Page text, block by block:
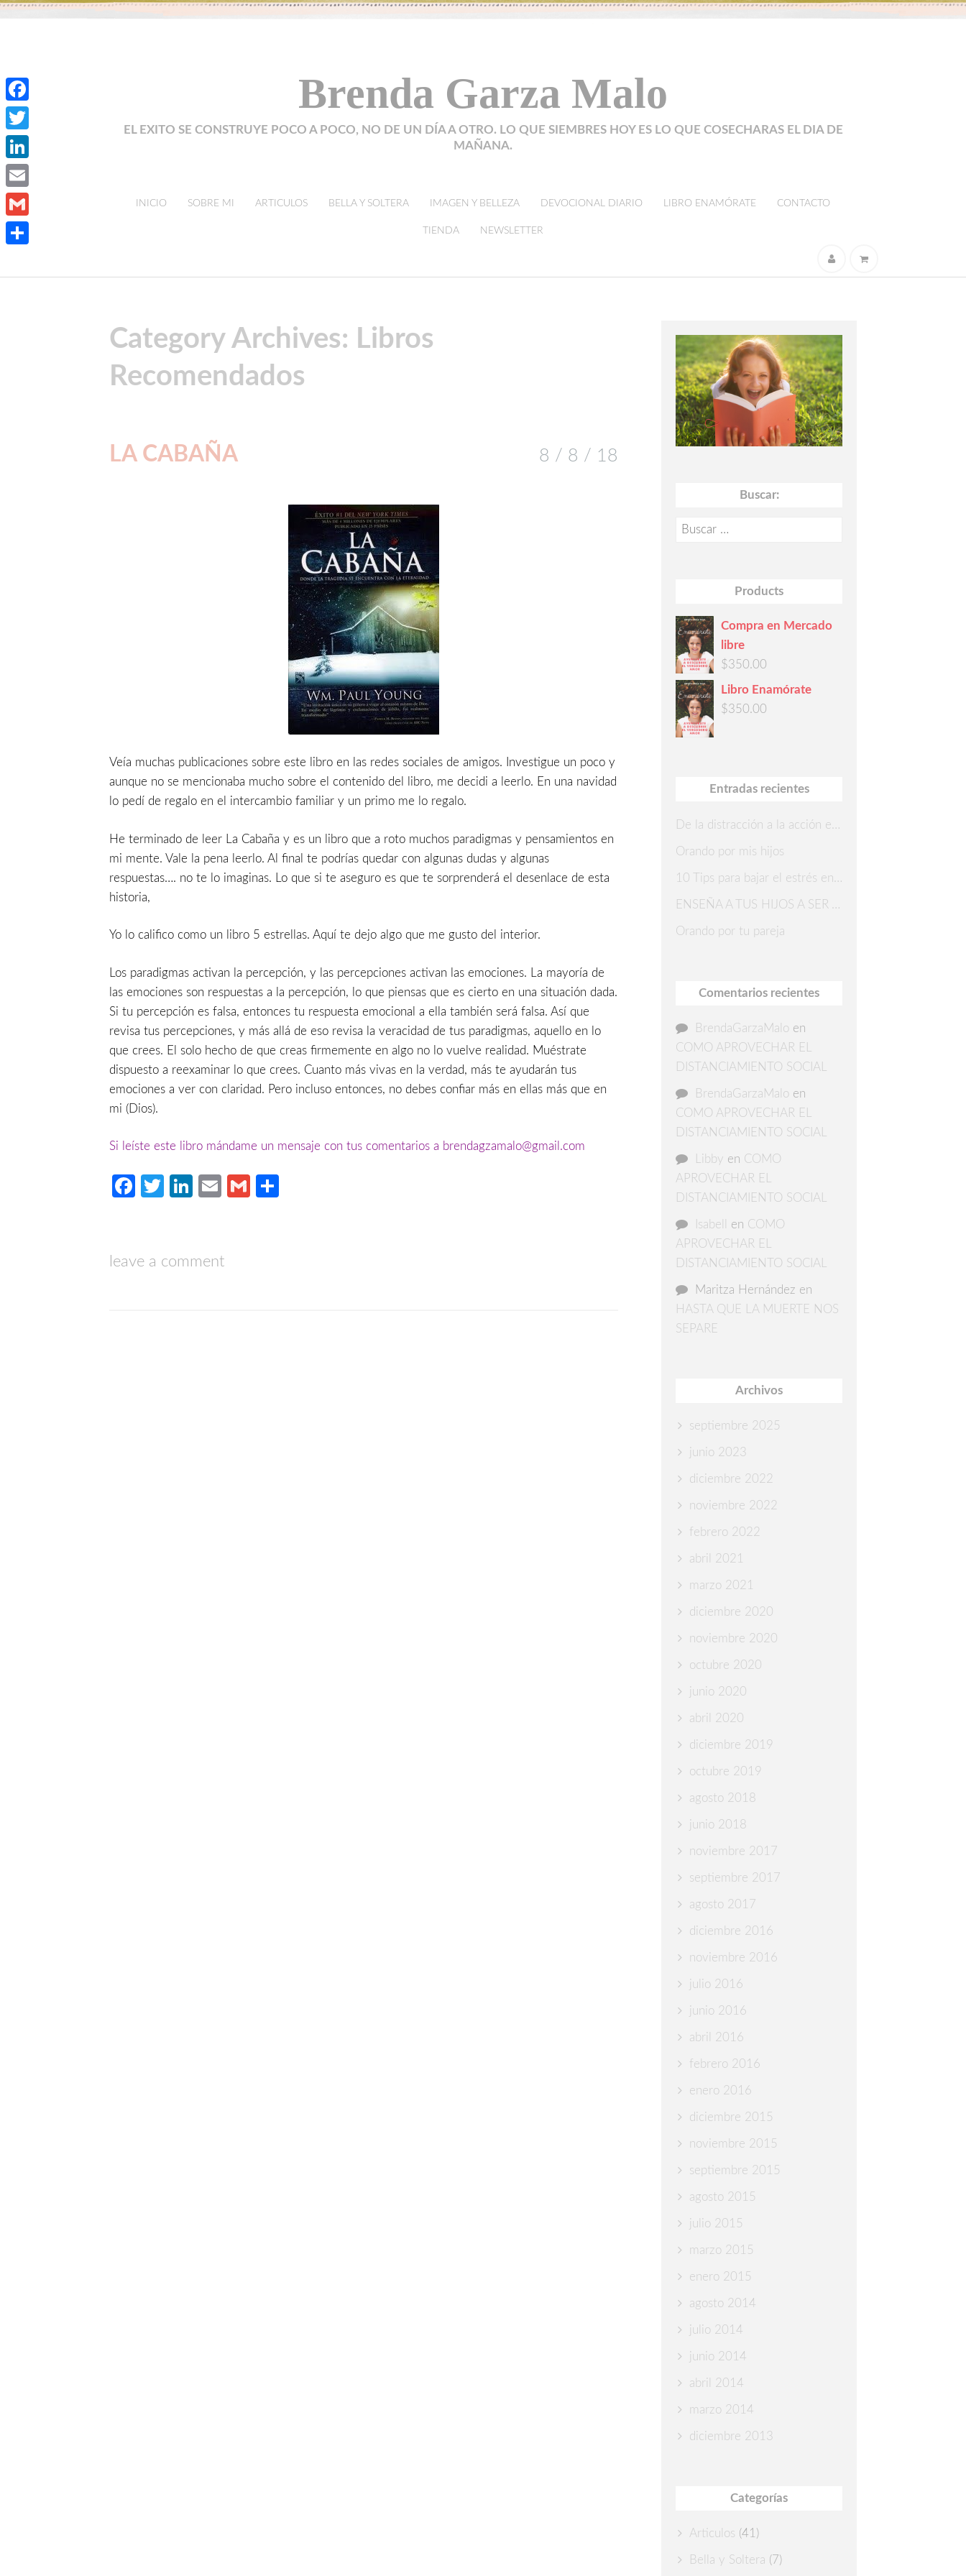
Brenda Garza Malo
EL EXITO SE CONSTRUYE POCO A POCO, NO DE UN DÍA A OTRO. LO QUE SIEMBRES HOY ES LO QUE COSECHARAS EL DIA DE
MAÑANA.
skip to content
INICIO SOBRE MI ARTICULOS BELLA Y SOLTERA IMAGEN Y BELLEZA DEVOCIONAL DIARIO LIBRO ENAMÓRATE CONTACTO
TIENDA NEWSLETTER
Category Archives: Libros
Recomendados
LA CABAÑA 8 / 8 / 18
Veía muchas publicaciones sobre este libro en las redes sociales de amigos. Investigue un poco y
aunque no se mencionaba mucho sobre el contenido del libro, me decidi a leerlo. En una navidad
lo pedí de regalo en el intercambio familiar y un primo me lo regalo.
He terminado de leer La Cabaña y es un libro que a roto muchos paradigmas y pensamientos en
mi mente. Vale la pena leerlo. Al final te podrías quedar con algunas dudas y algunas
respuestas…. no te lo imaginas. Lo que si te aseguro es que te sorprenderá el desenlace de esta
historia,
Yo lo califico como un libro 5 estrellas. Aquí te dejo algo que me gusto del interior.
Los paradigmas activan la percepción, y las percepciones activan las emociones. La mayoría de
las emociones son respuestas a la percepción, lo que piensas que es cierto en una situación dada.
Si tu percepción es falsa, entonces tu respuesta emocional a ella también será falsa. Así que
revisa tus percepciones, y más allá de eso revisa la veracidad de tus paradigmas, aquello en lo
que crees. El solo hecho de que creas firmemente en algo no lo vuelve realidad. Muéstrate
dispuesto a reexaminar lo que crees. Cuanto más vivas en la verdad, más te ayudarán tus
emociones a ver con claridad. Pero incluso entonces, no debes confiar más en ellas más que en
mi (Dios).
Si leíste este libro mándame un mensaje con tus comentarios a brendagzamalo@gmail.com
Facebook
TwitterLinkedIn
EmailGmail
leave a comment
Buscar:
Buscar:
Products
Compra en Mercado
libre
$350.00
Libro Enamórate
$350.00
Entradas recientes
De la distracción a la acción en 7 pasos
Orando por mis hijos
10 Tips para bajar el estrés en Navidad
ENSEÑA A TUS HIJOS A SER AGRADECIDOS
Orando por tu pareja
Comentarios recientes
BrendaGarzaMalo en
COMO APROVECHAR EL
DISTANCIAMIENTO SOCIAL
BrendaGarzaMalo en
COMO APROVECHAR EL
DISTANCIAMIENTO SOCIAL
Libby en COMO
APROVECHAR EL
DISTANCIAMIENTO SOCIAL
Isabell en COMO
APROVECHAR EL
DISTANCIAMIENTO SOCIAL
Maritza Hernández en
HASTA QUE LA MUERTE NOS
SEPARE
Archivos
septiembre 2025
junio 2023
diciembre 2022
noviembre 2022
febrero 2022
abril 2021
marzo 2021
diciembre 2020
noviembre 2020
octubre 2020
junio 2020
abril 2020
diciembre 2019
octubre 2019
agosto 2018
junio 2018
noviembre 2017
septiembre 2017
agosto 2017
diciembre 2016
noviembre 2016
julio 2016
junio 2016
abril 2016
febrero 2016
enero 2016
diciembre 2015
noviembre 2015
septiembre 2015
agosto 2015
julio 2015
marzo 2015
enero 2015
agosto 2014
julio 2014
junio 2014
abril 2014
marzo 2014
diciembre 2013
Categorías
Articulos (41)
Bella y Soltera (7)
Facebook
Twitter
LinkedIn
Email
Gmail